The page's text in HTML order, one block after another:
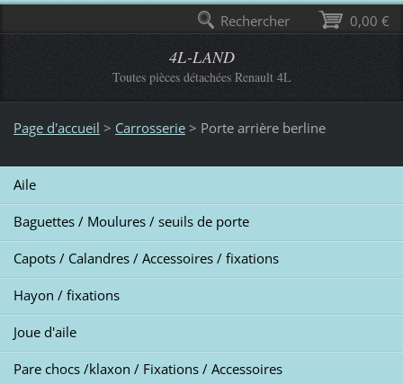
4L-LAND
Toutes pièces détachées Renault 4L
Page d'accueil > Carrosserie > Porte arrière berline
Aile
Baguettes / Moulures / seuils de porte
Capots / Calandres / Accessoires / fixations
Hayon / fixations
Joue d'aile
Pare chocs /klaxon / Fixations / Accessoires
0,00 €
Rechercher